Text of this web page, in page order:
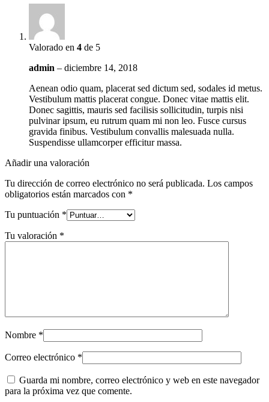
Valorado en 4 de 5
admin – diciembre 14, 2018
Aenean odio quam, placerat sed dictum sed, sodales id metus.
Vestibulum mattis placerat congue. Donec vitae mattis elit.
Donec sagittis, mauris sed facilisis sollicitudin, turpis nisi
pulvinar ipsum, eu rutrum quam mi non leo. Fusce cursus
gravida finibus. Vestibulum convallis malesuada nulla.
Suspendisse ullamcorper efficitur massa.
Añadir una valoración
Tu dirección de correo electrónico no será publicada. Los campos
obligatorios están marcados con *
Tu puntuación *
Tu valoración *
Nombre *
Correo electrónico *
Guarda mi nombre, correo electrónico y web en este navegador
para la próxima vez que comente.